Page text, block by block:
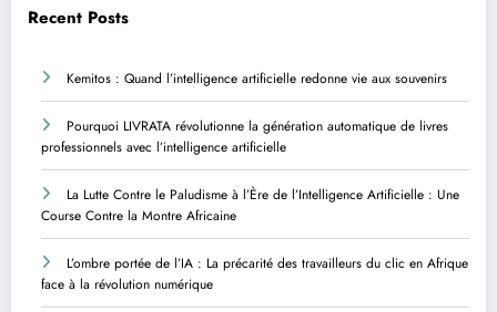
Recent Posts
Kemitos : Quand l’intelligence artificielle redonne vie aux souvenirs
Pourquoi LIVRATA révolutionne la génération automatique de livres
professionnels avec l’intelligence artificielle
La Lutte Contre le Paludisme à l’Ère de l’Intelligence Artificielle : Une
Course Contre la Montre Africaine
L’ombre portée de l’IA : La précarité des travailleurs du clic en Afrique
face à la révolution numérique